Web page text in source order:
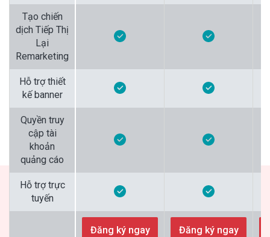
Tạo chiến
dịch Tiếp Thị
Lại
Remarketing
Hỗ trợ thiết
kế banner
Quyền truy
cập tài
khoản
quảng cáo
Hỗ trợ trực
tuyến
Đăng ký ngay Đăng ký ngay